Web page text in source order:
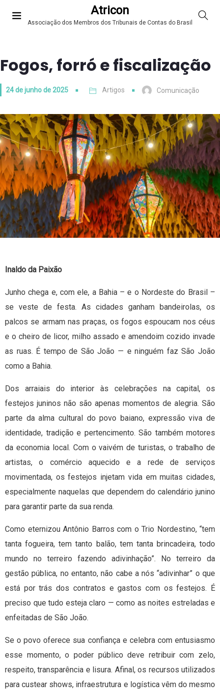
Atricon
Associação dos Membros dos Tribunais de Contas do Brasil
Fogos, forró e fiscalização
24 de junho de 2025 Artigos Comunicação
Inaldo da Paixão
Junho chega e, com ele, a Bahia – e o Nordeste do Brasil –
se veste de festa. As cidades ganham bandeirolas, os
palcos se armam nas praças, os fogos espoucam nos céus
e o cheiro de licor, milho assado e amendoim cozido invade
as ruas. É tempo de São João — e ninguém faz São João
como a Bahia.
Dos arraiais do interior às celebrações na capital, os
festejos juninos não são apenas momentos de alegria. São
parte da alma cultural do povo baiano, expressão viva de
identidade, tradição e pertencimento. São também motores
da economia local. Com o vaivém de turistas, o trabalho de
artistas, o comércio aquecido e a rede de serviços
movimentada, os festejos injetam vida em muitas cidades,
especialmente naquelas que dependem do calendário junino
para garantir parte da sua renda.
Como eternizou Antônio Barros com o Trio Nordestino, “tem
tanta fogueira, tem tanto balão, tem tanta brincadeira, todo
mundo no terreiro fazendo adivinhação”. No terreiro da
gestão pública, no entanto, não cabe a nós “adivinhar” o que
está por trás dos contratos e gastos com os festejos. É
preciso que tudo esteja claro — como as noites estreladas e
enfeitadas de São João.
Se o povo oferece sua confiança e celebra com entusiasmo
esse momento, o poder público deve retribuir com zelo,
respeito, transparência e lisura. Afinal, os recursos utilizados
para custear shows, infraestrutura e logística vêm do mesmo